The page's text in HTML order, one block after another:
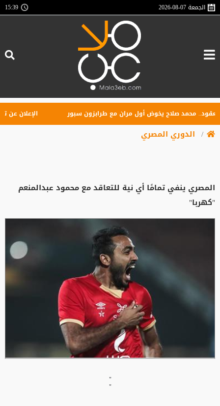
الجمعة2026-08-07
15:39
محمد صلاح يخوض أول مران مع طرابزون سبور الإعلان عن
الدوري المصري
المصري ينفي تمامًا أي نية للتعاقد مع محمود عبدالمنعم
"كهربا"
"
"